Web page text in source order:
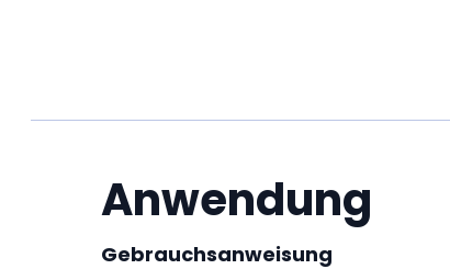
Anwendung
Gebrauchsanweisung